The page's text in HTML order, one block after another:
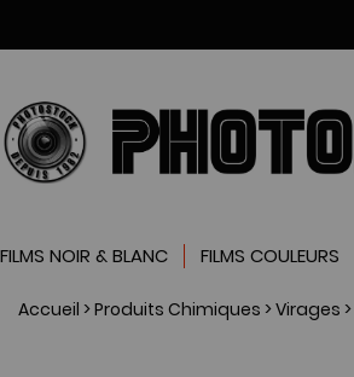
FILMS NOIR & BLANC FILMS COULEURS
Accueil >Produits Chimiques >Virages >